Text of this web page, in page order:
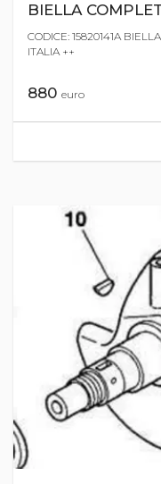
BIELLA
CODICE: 15820141A
ITALIA ++
880 euro